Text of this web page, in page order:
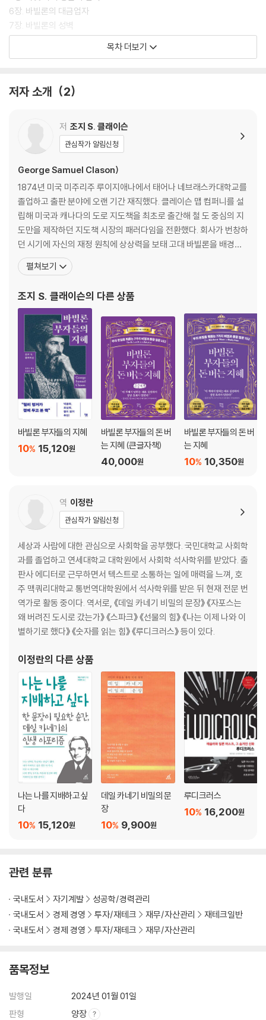
6장. 바빌론의 대금업자
7장. 바빌론의 성벽
8장. 바빌론의 낙타상인
목차 더보기
저자 소개 2
저 조지 S. 클래이슨
관심작가 알림신청
George Samuel Clason)
1874년 미국 미주리주 루이지애나에서 태어나 네브래스카대학교를
졸업하고 출판 분야에 오랜 기간 재직했다. 클레이슨 맵 컴퍼니를 설
립해 미국과 캐나다의 도로 지도책을 최초로 출간해 철 도 중심의 지
도만을 제작하던 지도책 시장의 패러다임을 전환했다. 회사가 번창하
던 시기에 자신의 재정 원칙에 상상력을 보태 고대 바빌론을 배경으
로 한 돈에 관한 우화인 『바빌론 부자들의 지혜』를 구상했다. 경제적
고난에 빠진 이들에게 도움이 되고자 1926년에 출간한 이 책은 192
서 베스트셀러로 자리잡았다. 특히 책에서 나온 유명한
펼쳐보기
조지 S. 클래이슨의 다른 상품
바빌론 부자들의 지혜
15,120원
10%
바빌론 부자들의 돈 버
는 지혜 (큰글자책)
40,000원
바빌론 부자들의 돈 버
는 지혜
10,350원
10%
역 이정란
관심작가 알림신청
세상과 사람에 대한 관심으로 사회학을 공부했다. 국민대학교 사회학
과를 졸업하고 연세대학교 대학원에서 사회학 석사학위를 받았다. 출
판사 에디터로 근무하면서 텍스트로 소통하는 일에 매력을 느껴, 호
주 맥쿼리대학교 통번역대학원에서 석사학위를 받은 뒤 현재 전문 번
역가로 활동 중이다. 역서로, 《데일 카네기 비밀의 문장》 《자포스는
왜 버려진 도시로 갔는가》 《스파크》 《선물의 힘》 《나는 이제 나와 이
별하기로 했다》 《숫자를 읽는 힘》 《루디크러스》 등이 있다.
이정란의 다른 상품
나는 나를 지배하고 싶
다
15,120원
10%
데일 카네기 비밀의 문
장
9,900원
10%
루디크러스
16,200원
10%
관련 분류
국내도서 자기계발
성공학/경력관리
국내도서
경제 경영 투자/재테크 재무/자산관리
재테크일반
국내도서
경제 경영 투자/재테크 재무/자산관리
품목정보
발행일
2024년 01월 01일
판형
양장